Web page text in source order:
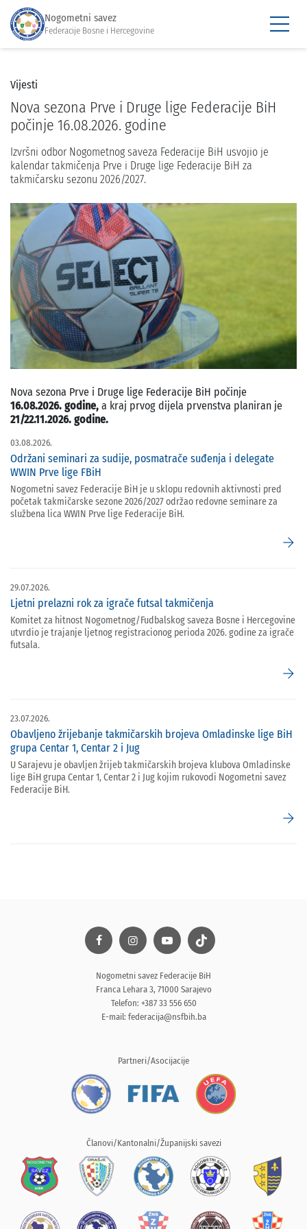
Nogometni savez
Federacije Bosne i Hercegovine
Vijesti
Nova sezona Prve i Druge lige Federacije BiH
počinje 16.08.2026. godine
Izvršni odbor Nogometnog saveza Federacije BiH usvojio je
kalendar takmičenja Prve i Druge lige Federacije BiH za
takmičarsku sezonu 2026/2027.
Nova sezona Prve i Druge lige Federacije BiH počinje
16.08.2026. godine, a kraj prvog dijela prvenstva planiran je
21/22.11.2026. godine.
03.08.2026.
Održani seminari za sudije, posmatrače suđenja i delegate
WWIN Prve lige FBiH
Nogometni savez Federacije BiH je u sklopu redovnih aktivnosti pred
početak takmičarske sezone 2026/2027 održao redovne seminare za
službena lica WWIN Prve lige Federacije BiH.
arrow_forward
29.07.2026.
Ljetni prelazni rok za igrače futsal takmičenja
Komitet za hitnost Nogometnog/Fudbalskog saveza Bosne i Hercegovine
utvrdio je trajanje ljetnog registracionog perioda 2026. godine za igrače
futsala.
arrow_forward
23.07.2026.
Obavljeno žrijebanje takmičarskih brojeva Omladinske lige BiH
grupa Centar 1, Centar 2 i Jug
U Sarajevu je obavljen žrijeb takmičarskih brojeva klubova Omladinske
lige BiH grupa Centar 1, Centar 2 i Jug kojim rukovodi Nogometni savez
Federacije BiH.
arrow_forward
Nogometni savez Federacije BiH
Franca Lehara 3, 71000 Sarajevo
Telefon: +387 33 556 650
E-mail: federacija@nsfbih.ba
Partneri/Asocijacije
Članovi/Kantonalni/Županijski savezi